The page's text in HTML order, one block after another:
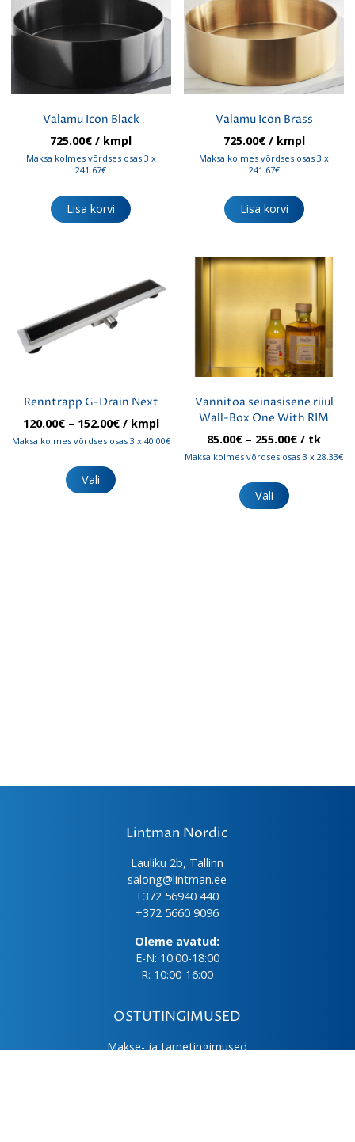
Valamu Icon Black
725.00€ / kmpl
Maksa kolmes võrdses osas 3 x
241.67€
Lisa korvi
Valamu Icon Brass
725.00€/ kmpl
Maksa kolmes võrdses osas 3 x
241.67€
Lisa korvi
Renntrapp G-Drain Next
120.00€ – 152.00€Hinnavahemik:
120.00€
/ kmpl
Maksa kolmes võrdses osas 3 x 40.00€
Vali
tootel
Vannitoa seinasisene riiul
Wall-Box One With RIM
85.00€ – 255.00€
85.00€
/ tk
Maksa kolmes võrdses osas 3 x 28.33€
Vali
tootel
Lintman Nordic
Lauliku 2b, Tallinn
salong@lintman.ee
+372 56940 440
+372 5660 9096
Oleme avatud:
E-N: 10:00-18:00
R: 10:00-16:00
OSTUTINGIMUSED
Makse- ja tarnetingimused